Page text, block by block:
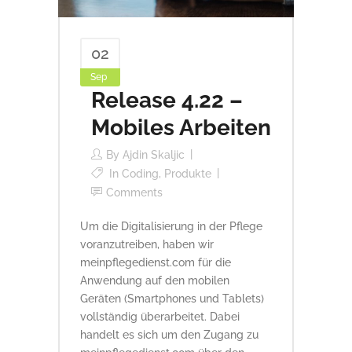
02
Sep
Release 4.22 –
Mobiles Arbeiten
By Ajdin Skaljic
In Coding, Produkte
Comments
Um die Digitalisierung in der Pflege
voranzutreiben, haben wir
meinpflegedienst.com für die
Anwendung auf den mobilen
Geräten (Smartphones und Tablets)
vollständig überarbeitet. Dabei
handelt es sich um den Zugang zu